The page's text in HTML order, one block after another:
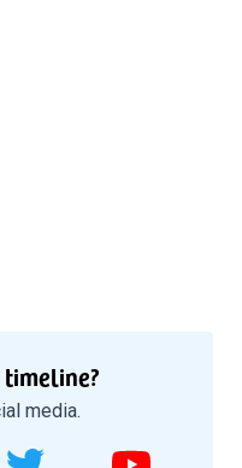
timeline?
media.